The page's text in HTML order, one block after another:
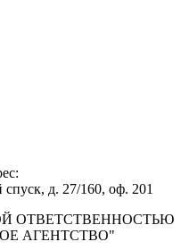
спуск, д. 27/160, оф. 201
ОТВЕТСТВЕННОСТЬЮ
АГЕНТСТВО"